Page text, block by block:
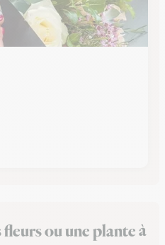
ou une plante à